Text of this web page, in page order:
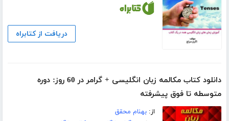
دریافت از کتابراه
دانلود کتاب مکالمه زبان انگلیسی + گرامر در 60 روز: دوره
متوسطه تا فوق پیشرفته
از:بهنام محقق